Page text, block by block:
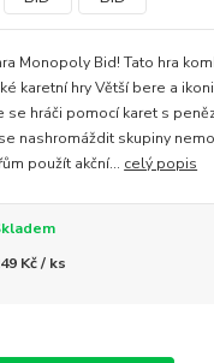
Monopoly Bid! Tato hra
karetní hry Větší bere a
se hráči pomocí karet s
nashromáždit skupiny
použít akční... celý popis
Kč / ks